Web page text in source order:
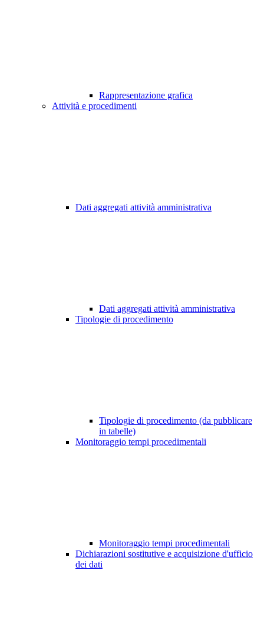
Rappresentazione grafica
Attività e procedimenti
Dati aggregati attività amministrativa
Dati aggregati attività amministrativa
Tipologie di procedimento
Tipologie di procedimento (da pubblicare
in tabelle)
Monitoraggio tempi procedimentali
Monitoraggio tempi procedimentali
Dichiarazioni sostitutive e acquisizione d'ufficio
dei dati